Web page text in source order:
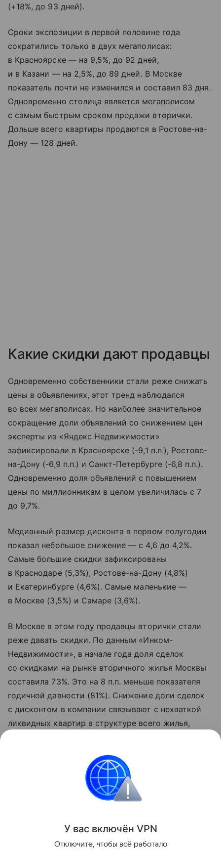
(+18%, до 93 дней).
Сроки экспозиции в первой половине года
сократились только в двух мегаполисах:
в Красноярске — на 9,5%, до 92 дней,
и в Казани — на 2,5%, до 89 дней. В Москве
показатель почти не изменился и составил 83 дня.
Одновременно столица является мегаполисом
с самым быстрым сроком продажи вторички.
Дольше всего квартиры продаются в Ростове-на-
Дону — 128 дней.
Какие скидки дают продавцы
Одновременно собственники стали реже снижать
цены в объявлениях, этот тренд наблюдался
во всех мегаполисах. Но наиболее значительное
сокращение доли объявлений со снижением цен
эксперты из «Яндекс Недвижимости»
зафиксировали в Красноярске (-9,1 п.п.), Ростове-
на-Дону (-6,9 п.п.) и Санкт-Петербурге (-6,8 п.п.).
Одновременно доля объявлений с повышением
цены по миллионникам в целом увеличилась с 7
до 9,7%.
Медианный размер дисконта в первом полугодии
показал небольшое снижение — с 4,6 до 4,2%.
Самые большие скидки зафиксированы
в Краснодаре (5,3%), Ростове-на-Дону (4,8%)
и Екатеринбурге (4,6%). Самые маленькие —
в Москве (3,5%) и Самаре (3,6%).
В Москве в этом году продавцы вторички стали
реже давать скидки. По данным «Инком-
Недвижимости», в начале года доля сделок
со скидками на рынке вторичного жилья Москвы
составила 73%. Это на 8 п.п. меньше показателя
годичной давности (81%). Снижение доли сделок
с дисконтом в компании связывают с нехваткой
ликвидных квартир в структуре всего жилья,
идти на условия собственников.
Городская недвижимость
Поделиться
У вас включён VPN
Отключите, чтобы всё работало